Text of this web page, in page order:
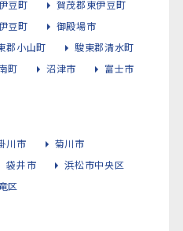
豆町
賀茂郡東伊豆町
豆町
御殿場市
郡小山町
駿東郡清水町
町 沼津市
富士市
川市
菊川市
袋井市
浜松市中央区
区